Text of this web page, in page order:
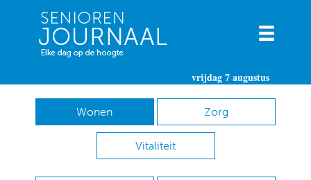
vrijdag 7 augustus
Wonen Zorg
Vitaliteit